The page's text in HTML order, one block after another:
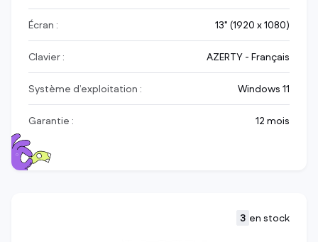
Écran : 13" (1920 x 1080)
Clavier : AZERTY - Français
Système d’exploitation : Windows 11
Garantie : 12 mois
3 en stock